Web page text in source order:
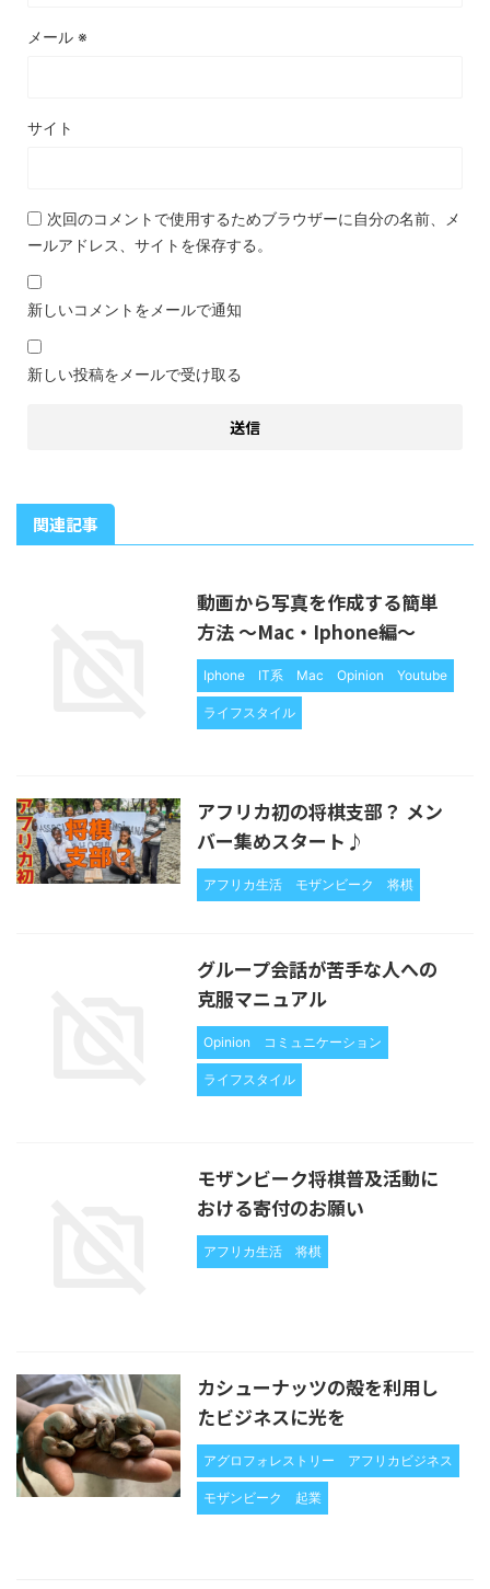
メール ※
サイト
次回のコメントで使用するためブラウザーに自分の名前、メ
ールアドレス、サイトを保存する。
新しいコメントをメールで通知
新しい投稿をメールで受け取る
関連記事
動画から写真を作成する簡単
方法 〜Mac・Iphone編〜
Iphone IT系 Mac Opinion Youtube
ライフスタイル
アフリカ初の将棋支部？ メン
バー集めスタート♪
アフリカ生活 モザンビーク 将棋
グループ会話が苦手な人への
克服マニュアル
Opinion コミュニケーション
ライフスタイル
モザンビーク将棋普及活動に
おける寄付のお願い
アフリカ生活 将棋
カシューナッツの殻を利用し
たビジネスに光を
アグロフォレストリー アフリカビジネス
モザンビーク 起業